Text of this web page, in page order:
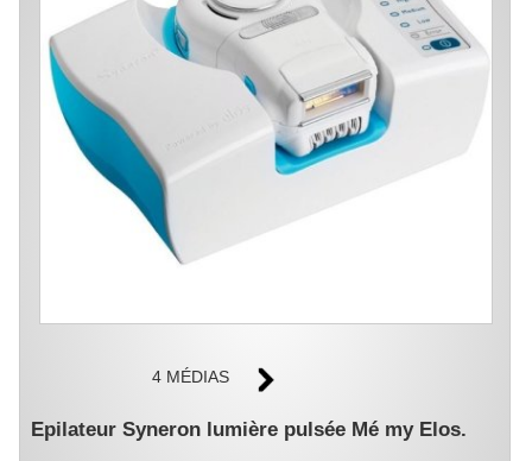
4 MÉDIAS
Epilateur Syneron lumière pulsée Mé my Elos.